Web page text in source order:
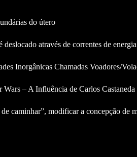
do útero
através de correntes de energia
Inorgânicas Chamadas Voadores/
Wars – A Influência de Carlos
caminhar”, modificar a concepção de